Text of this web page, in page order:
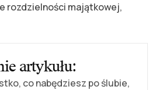
rozdzielności majątkowej,
artykułu:
co nabędziesz po ślubie,